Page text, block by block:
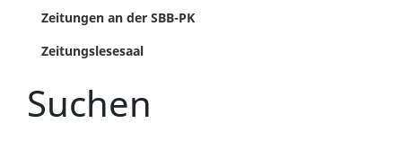
Zeitungen an der SBB-PK
Zeitungslesesaal
Suchen